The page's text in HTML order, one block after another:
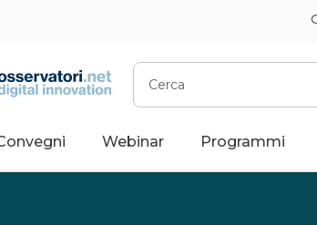
Cerca
Webinar Programmi